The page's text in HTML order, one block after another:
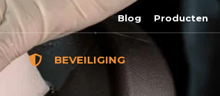
Blog Producten
BEVEILIGING